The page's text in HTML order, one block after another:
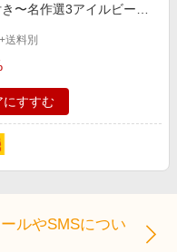
〜名作選3アイルビー･
8215]
+送料別
にすすむ
ルやSMSについ